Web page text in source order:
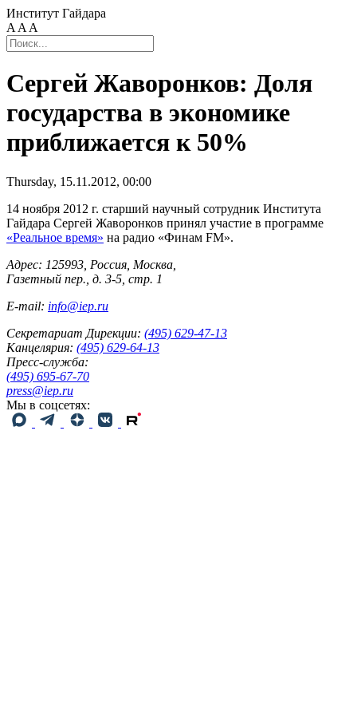
Институт Гайдара
A A A
Сергей Жаворонков: Доля
государства в экономике
приближается к 50%
Thursday, 15.11.2012, 00:00
14 ноября 2012 г. старший научный сотрудник Института
Гайдара Сергей Жаворонков принял участие в программе
«Реальное время» на радио «Финам FM».
Адрес: 125993, Россия, Москва,
Газетный пер., д. 3-5, стр. 1
E-mail: info@iep.ru
Секретариат Дирекции: (495) 629-47-13
Канцелярия: (495) 629-64-13
Пресс-служба:
(495) 695-67-70
press@iep.ru
Мы в соцсетях: